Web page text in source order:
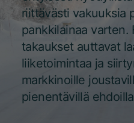
riittävästi vakuuksia
pankkilainaa varten.
takaukset auttavat
liiketoimintaa ja
markkinoille
pienentävillä